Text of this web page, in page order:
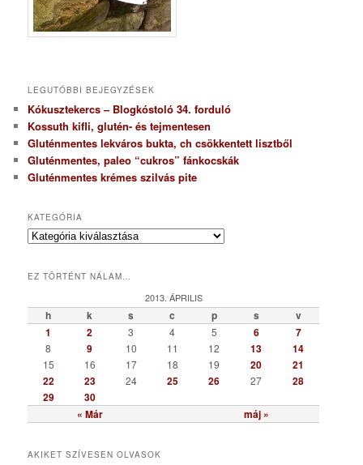
LEGUTÓBBI BEJEGYZÉSEK
Kókusztekercs – Blogkóstoló 34. forduló
Kossuth kifli, glutén- és tejmentesen
Gluténmentes lekváros bukta, ch csökkentett lisztből
Gluténmentes, paleo “cukros” fánkocskák
Gluténmentes krémes szilvás pite
KATEGÓRIA
K
e
r
EZ TÖRTÉNT NÁLAM…
2013. ÁPRILIS
h k s c p s v
« Már máj »
1 2 3 4 5 6 7
8 9 10 11 12 13 14
15 16 17 18 19 20
21
22
23 24 25 26 27
28
29
30
AKIKET SZÍVESEN OLVASOK